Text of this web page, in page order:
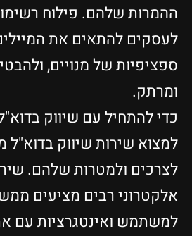
ההמרות שלהם. פילוח
לעסקים להתאים את
ספציפיות של מנויים,
ומרתק.
כדי להתחיל עם שיווק
למצוא שירות שיווק
לצרכים ולמטרות שלהם.
אלקטרוני רבים מציעים
למשתמש ואינטגרציות עם